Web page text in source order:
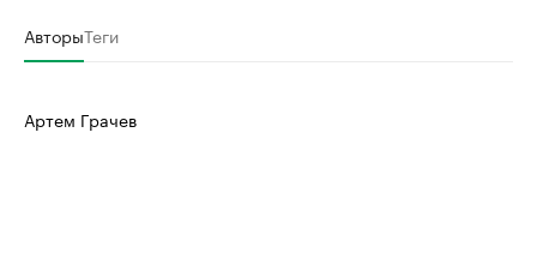
АвторыТеги
Артем Грачев